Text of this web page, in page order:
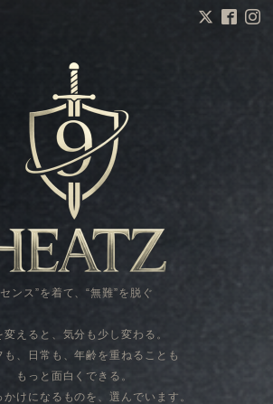
ンス”を着て、“無難”を脱ぐ
変えると、気分も少し変わる。
も、日常も、年齢を重ねることも
もっと面白くできる。
かけになるものを、選んでいます。